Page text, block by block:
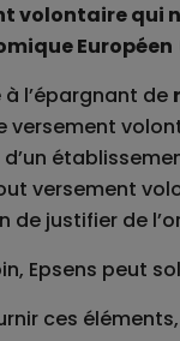
volontaire qui
Européen
l’épargnant de
versement
versement
de justifier de
Epsens peut
ces